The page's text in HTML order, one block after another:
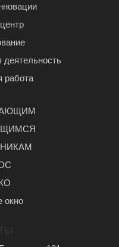
работа
окно